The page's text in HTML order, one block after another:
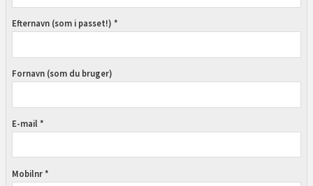
Efternavn (som i passet!) *
Fornavn (som du bruger)
E-mail *
Mobilnr *